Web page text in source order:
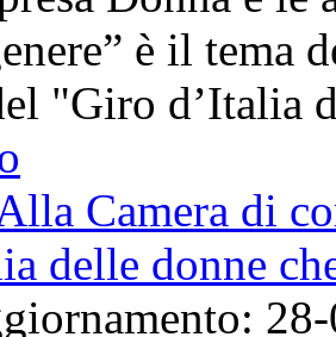
è il tema
"Giro d’Italia
Camera di
delle donne